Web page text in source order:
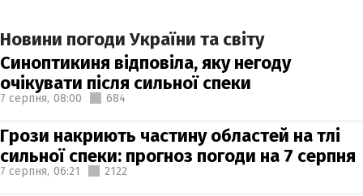
Новини погоди України та світу
Синоптикиня відповіла, яку негоду
очікувати після сильної спеки
7 серпня, 08:00 684
Грози накриють частину областей на тлі
сильної спеки: прогноз погоди на 7 серпня
7 серпня, 06:21 2122